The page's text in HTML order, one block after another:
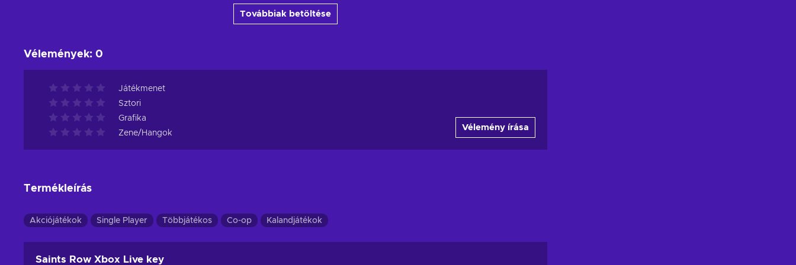
Továbbiak betöltése
Vélemények: 0
Játékmenet
Sztori
Grafika
Zene/Hangok
Vélemény írása
Termékleírás
Akciójátékok Single Player Többjátékos Co-op Kalandjátékok
Saints Row Xbox Live key